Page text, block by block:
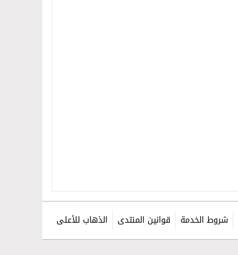
شروط الخدمة قوانين المنتدى الذهاب للأعلى